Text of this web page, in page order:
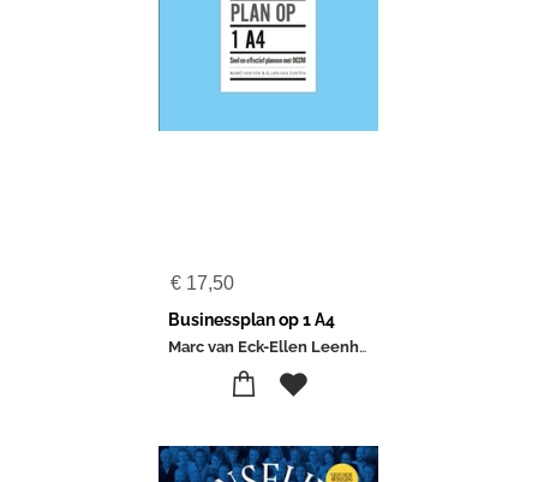
€ 17,50
Businessplan op 1 A4
Marc van Eck-Ellen Leenhouts